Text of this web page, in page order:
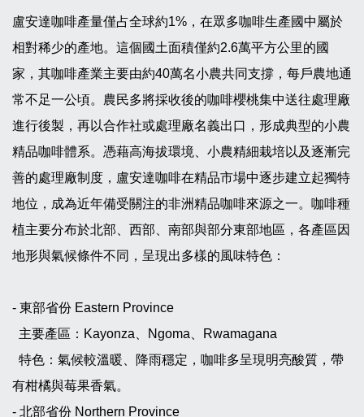
盧安達咖啡產量僅占全球約1%，在眾多咖啡生產國中屬於
相對稀少的產地。這個國土面積僅約2.6萬平方公里的國
家，其咖啡產業主要由約40萬名小農共同支撐，每戶農地通
常不足一公頃。農民多將採收後的咖啡櫻桃集中送往處理廠
進行後製，再以合作社或處理廠名義出口，形成典型的小農
精品咖啡體系。憑藉高海拔環境、小農精細栽培以及逐漸完
善的處理廠制度，盧安達咖啡在精品市場中逐步建立起獨特
地位，成為近年備受關注的非洲精品咖啡來源之一。咖啡種
植主要分布於北部、西部、南部與部分東部地區，各產區因
地形與氣候條件不同，呈現出多樣的風味特色：
- 東部省份 Eastern Province
主要產區：Kayonza、Ngoma、Rwamagana
特色：氣候較溫暖、降雨穩定，咖啡多呈現明亮酸質，帶
有柑橘與莓果香氣。
- 北部省份 Northern Province